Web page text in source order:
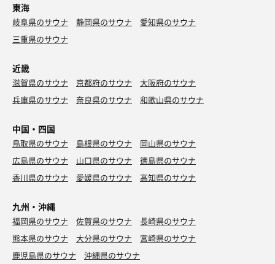
東海
岐阜県のサウナ 静岡県のサウナ
愛知県のサウナ
三重県のサウナ
近畿
滋賀県のサウナ 京都府のサウナ
大阪府のサウナ
兵庫県のサウナ
奈良県のサウナ 和歌山県のサウナ
中国・四国
鳥取県のサウナ 島根県のサウナ
岡山県のサウナ
広島県のサウナ
山口県のサウナ
徳島県のサウナ
香川県のサウナ
愛媛県のサウナ 高知県のサウナ
九州・沖縄
福岡県のサウナ 佐賀県のサウナ
長崎県のサウナ
熊本県のサウナ
大分県のサウナ
宮崎県のサウナ
鹿児島県のサウナ
沖縄県のサウナ